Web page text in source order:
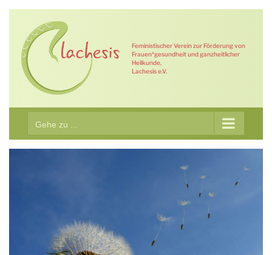
Zum
springen
Feministischer Verein zur Förderung von
Frauen*gesundheit und ganzheitlicher
Heilkunde,
Lachesis e.V.
Gehe zu ...